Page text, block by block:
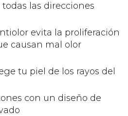
todas las direcciones
evita la proliferación
que causan mal olor
tu piel de los rayos del
con un diseño de
renovado